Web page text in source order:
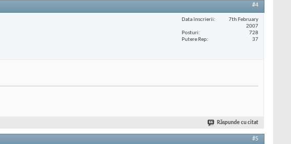
#4
Data înscrierii
7th February
2007
Posturi
728
Putere Rep
37
Răspunde cu citat
#5